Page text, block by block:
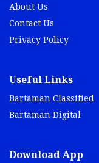
About Us
Contact Us
Privacy Policy
Useful Links
Bartaman Classified
Bartaman Digital
Download App